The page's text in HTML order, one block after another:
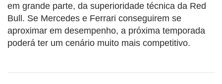
em grande parte, da superioridade técnica da Red
Bull. Se Mercedes e Ferrari conseguirem se
aproximar em desempenho, a próxima temporada
poderá ter um cenário muito mais competitivo.